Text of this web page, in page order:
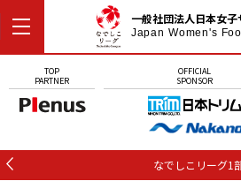
一般社団法人日本女
Japan Women's
TOP
PARTNER
OFFICIAL
SPONSOR
なでしこリーグ1